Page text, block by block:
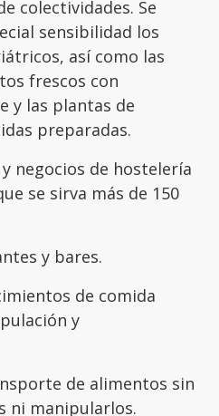
colectividades. Se
sensibilidad los
así como las
frescos con
y las plantas de
preparadas.
negocios de hostelería
se sirva más de 150
y bares.
de comida
y
de alimentos sin
ni manipularlos.